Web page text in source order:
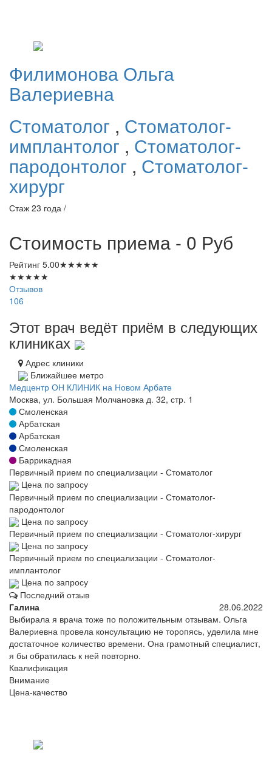
Филимонова Ольга
Валериевна
Стоматолог , Стоматолог-
имплантолог , Стоматолог-
пародонтолог , Стоматолог-
хирург
Стаж 23 года /
Стоимость приема - 0 Руб
Рейтинг 5.00★★★★★
★★★★★
Отзывов
106
Этот врач ведёт приём в следующих
клиниках
Адрес клиники
Ближайшее метро
Медцентр ОН КЛИНИК на Новом Арбате
Москва, ул. Большая Молчановка д. 32, стр. 1
Смоленская
Арбатская
Арбатская
Смоленская
Баррикадная
Первичный прием по специализации - Стоматолог
Цена по запросу
Первичный прием по специализации - Стоматолог-
пародонтолог
Цена по запросу
Первичный прием по специализации - Стоматолог-хирург
Цена по запросу
Первичный прием по специализации - Стоматолог-
имплантолог
Цена по запросу
Последний отзыв
Галина
28.06.2022
Выбирала я врача тоже по положительным отзывам. Ольга
Валериевна провела консультацию не торопясь, уделила мне
достаточное количество времени. Она грамотный специалист,
я бы обратилась к ней повторно.
Квалификация
Внимание
Цена-качество